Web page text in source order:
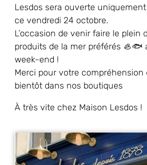
Lesdos sera ouverte uniquement
ce vendredi 24 octobre.
L’occasion de venir faire le plein
produits de la mer préférés 🦪🐟
week-end !
Merci pour votre compréhension
bientôt dans nos boutiques
À très vite chez Maison Lesdos !